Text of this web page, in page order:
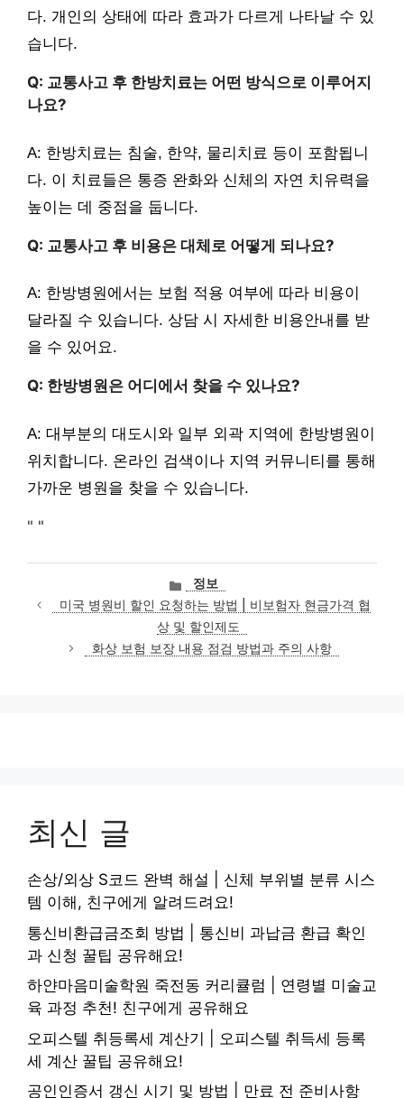
다. 개인의 상태에 따라 효과가 다르게 나타날 수 있
습니다.
Q: 교통사고 후 한방치료는 어떤 방식으로 이루어지
나요?
A: 한방치료는 침술, 한약, 물리치료 등이 포함됩니
다. 이 치료들은 통증 완화와 신체의 자연 치유력을
높이는 데 중점을 둡니다.
Q: 교통사고 후 비용은 대체로 어떻게 되나요?
A: 한방병원에서는 보험 적용 여부에 따라 비용이
달라질 수 있습니다. 상담 시 자세한 비용안내를 받
을 수 있어요.
Q: 한방병원은 어디에서 찾을 수 있나요?
A: 대부분의 대도시와 일부 외곽 지역에 한방병원이
위치합니다. 온라인 검색이나 지역 커뮤니티를 통해
가까운 병원을 찾을 수 있습니다.
" "
카
테
고
리
정보
미국 병원비 할인 요청하는 방법 | 비보험자 현금가격 협
상 및 할인제도
화상 보험 보장 내용 점검 방법과 주의 사항
최신 글
손상/외상 S코드 완벽 해설 | 신체 부위별 분류 시스
템 이해, 친구에게 알려드려요!
통신비환급금조회 방법 | 통신비 과납금 환급 확인
과 신청 꿀팁 공유해요!
하얀마음미술학원 죽전동 커리큘럼 | 연령별 미술교
육 과정 추천! 친구에게 공유해요
오피스텔 취등록세 계산기 | 오피스텔 취득세 등록
세 계산 꿀팁 공유해요!
공인인증서 갱신 시기 및 방법 | 만료 전 준비사항